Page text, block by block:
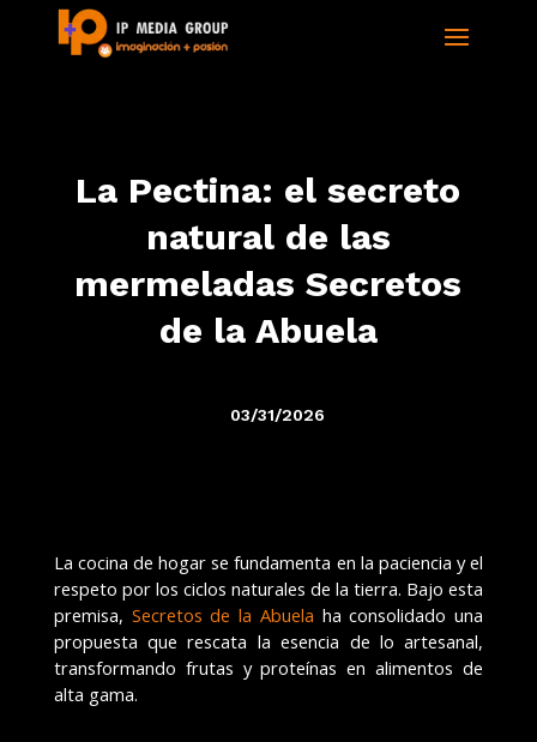
La Pectina: el secreto
natural de las
mermeladas Secretos
de la Abuela
03/31/2026
La cocina de hogar se fundamenta en la paciencia y el
respeto por los ciclos naturales de la tierra. Bajo esta
premisa, Secretos de la Abuela ha consolidado una
propuesta que rescata la esencia de lo artesanal,
transformando frutas y proteínas en alimentos de
alta gama.